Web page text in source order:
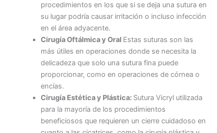
procedimientos en los que si se deja una sutura en
su lugar podría causar irritación o incluso infección
en el área adyacente.
Cirugía Oftálmica y Oral Estas suturas son las
más útiles en operaciones donde se necesita la
delicadeza que solo una sutura fina puede
proporcionar, como en operaciones de córnea o
encías.
Cirugía Estética y Plástica: Sutura Vicryl utilizada
para la mayoría de los procedimientos
beneficiosos que requieren un cierre cuidadoso en